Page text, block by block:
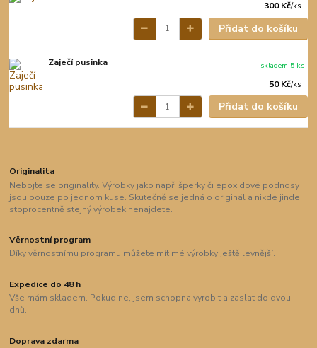
300 Kč/ks
Přidat do košíku
Zaječí pusinka
50 Kč/ks
skladem 5 ks
Přidat do košíku
Originalita
Nebojte se originality. Výrobky jako např. šperky či epoxidové podnosy
jsou pouze po jednom kuse. Skutečně se jedná o originál a nikde jinde
stoprocentně stejný výrobek nenajdete.
Věrnostní program
Díky věrnostnímu programu můžete mít mé výrobky ještě levnější.
Expedice do 48 h
Vše mám skladem. Pokud ne, jsem schopna vyrobit a zaslat do dvou
dnů.
Doprava zdarma